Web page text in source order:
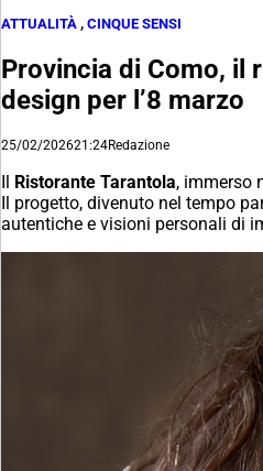
ATTUALITÀ , CINQUE SENSI
Provincia di Como, il
design per l’8 marzo
25/02/202621:24Redazione
Il Ristorante Tarantola, immerso
Il progetto, divenuto nel tempo
autentiche e visioni personali di